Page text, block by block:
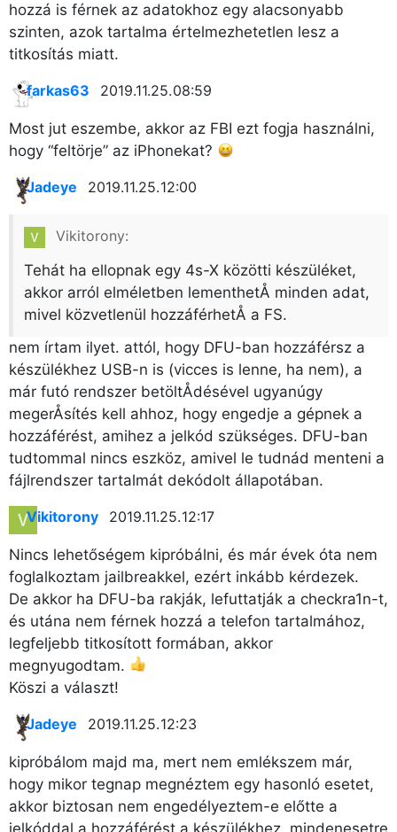
hozzá is férnek az adatokhoz egy alacsonyabb
szinten, azok tartalma értelmezhetetlen lesz a
titkosítás miatt.
farkas63 2019.11.25. 08:59
Most jut eszembe, akkor az FBI ezt fogja használni,
hogy “feltörje” az iPhonekat?
Jadeye 2019.11.25. 12:00
Vikitorony:
Tehát ha ellopnak egy 4s-X közötti készüléket,
akkor arról elméletben lementhetÅ minden adat,
mivel közvetlenül hozzáférhetÅ a FS.
nem írtam ilyet. attól, hogy DFU-ban hozzáférsz a
készülékhez USB-n is (vicces is lenne, ha nem), a
már futó rendszer betöltÅdésével ugyanúgy
megerÅsítés kell ahhoz, hogy engedje a gépnek a
hozzáférést, amihez a jelkód szükséges. DFU-ban
tudtommal nincs eszköz, amivel le tudnád menteni a
fájlrendszer tartalmát dekódolt állapotában.
Vikitorony 2019.11.25. 12:17
Nincs lehetőségem kipróbálni, és már évek óta nem
foglalkoztam jailbreakkel, ezért inkább kérdezek.
De akkor ha DFU-ba rakják, lefuttatják a checkra1n-t,
és utána nem férnek hozzá a telefon tartalmához,
legfeljebb titkosított formában, akkor
megnyugodtam.
Köszi a választ!
Jadeye 2019.11.25. 12:23
kipróbálom majd ma, mert nem emlékszem már,
hogy mikor tegnap megnéztem egy hasonló esetet,
akkor biztosan nem engedélyeztem-e előtte a
jelkóddal a hozzáférést a készülékhez. mindenesetre